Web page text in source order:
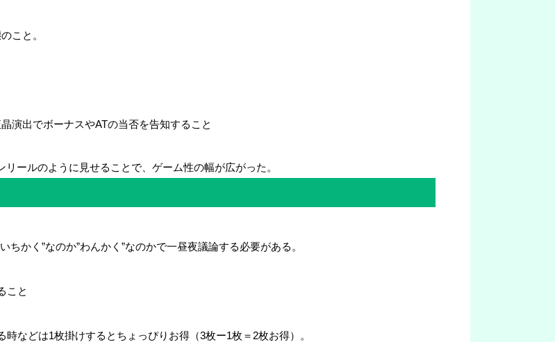
こと。
演出でボーナスやATの当否を告知すること
ールのように見せることで、ゲーム性の幅が広がった。
かく”なのか”わんかく”なのかで一昼夜議論する必要がある。
こと
などは1枚掛けするとちょっぴりお得（3枚ー1枚＝2枚お得）。